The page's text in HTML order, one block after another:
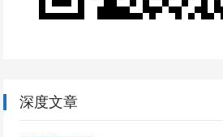
深度文章